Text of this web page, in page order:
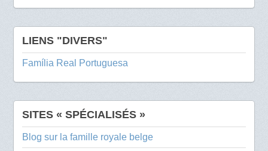
LIENS "DIVERS"
Família Real Portuguesa
SITES « SPÉCIALISÉS »
Blog sur la famille royale belge